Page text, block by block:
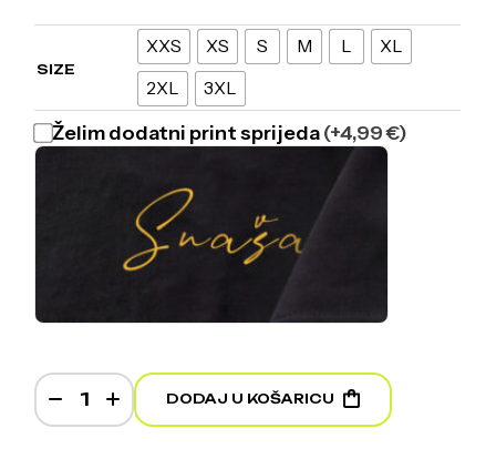
SIZE
XXS XS S M L
XL
2XL
3XL
Želim dodatni print sprijeda(+4,99 €)
Snaša - White T-shirt quantity
DODAJ U KOŠARICU